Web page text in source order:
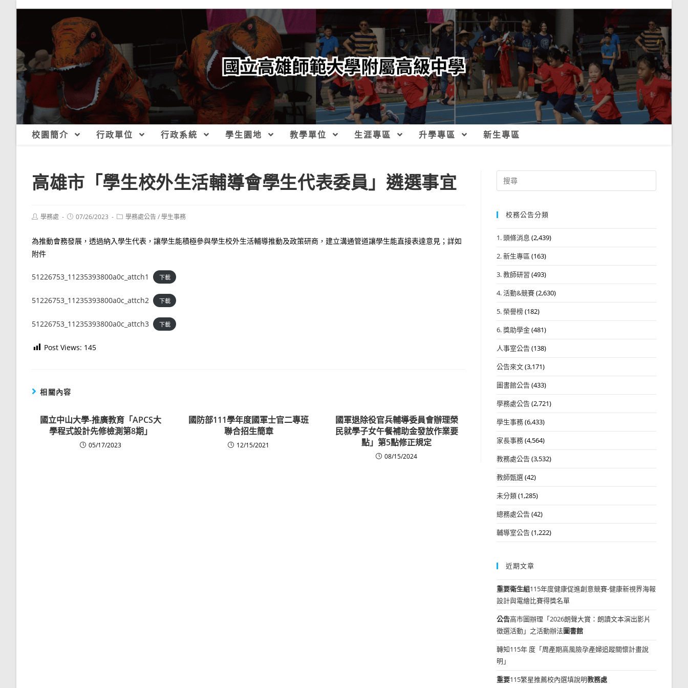
校園簡介 行政單位 行政系統 學生園地 教學單位 生涯專區 升學專區 新生專區
高雄市「學生校外生活輔導會學生代表委員」遴選事宜
Post學務處
Post07/26/2023
Post學務處公告/學生事務
為推動會務發展，透過納入學生代表，讓學生能積極參與學生校外生活輔導推動及政策研商，建立溝通管道讓學生能直接表達意見；詳如
附件
51226753_11235393800a0c_attch1 下載
51226753_11235393800a0c_attch2 下載
51226753_11235393800a0c_attch3 下載
Post Views: 145
相關內容
國立中山大學-推廣教育「APCS大
學程式設計先修檢測第8期」
05/17/2023
國防部111學年度國軍士官二專班
聯合招生簡章
12/15/2021
國軍退除役官兵輔導委員會辦理榮
民就學子女午餐補助金發放作業要
點」第5點修正規定
08/15/2024
Search
for:
校務公告分類
1. 頭條消息 (2,439)
2. 新生專區 (163)
3. 教師研習 (493)
4. 活動&競賽(2,630)
5. 榮譽榜(182)
6. 獎助學金(481)
人事室公告(138)
公告來文(3,171)
圖書館公告(433)
學務處公告(2,721)
學生事務(6,433)
家長事務(4,564)
教務處公告(3,532)
教師甄選(42)
未分類(1,285)
總務處公告(42)
輔導室公告(1,222)
近期文章
重要衛生組115年度健康促進創意競賽-健康新視界海報
設計與電繪比賽得獎名單
公告高市圖辦理「2026朗聲大賞：朗讀文本演出影片
徵選活動」之活動辦法圖書館
轉知115年 度「周產期高風險孕產婦追蹤關懷計畫說
明」
重要115繁星推薦校內選填說明教務處